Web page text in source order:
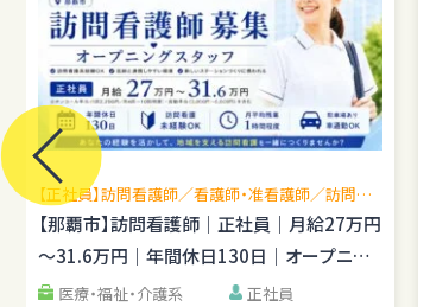
【正社員】訪問看護師／看護師・准看護師／訪問看
護未経験OK／月平均残業1時間程度／駐車場あり
【那覇市】訪問看護師｜正社員｜月給27万円
～31.6万円｜年間休日130日｜オープニン
グスタッフ
医療・福祉・介護系
正社員